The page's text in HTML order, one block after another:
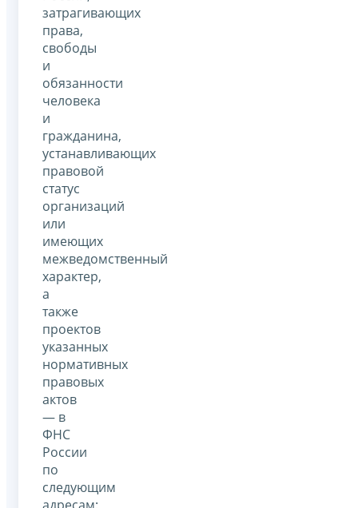
затрагивающих
права,
свободы
и
обязанности
человека
и
гражданина,
устанавливающих
правовой
статус
организаций
или
имеющих
межведомственный
характер,
а
также
проектов
указанных
нормативных
правовых
актов
— в
ФНС
России
по
следующим